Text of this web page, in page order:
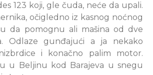
123 koji, gle čuda, neće da upali.
očigledno iz kasnog noćnog
da pomognu ali mašina od dve
Odlaze gunđajući a ja nekako
i konačno palim motor.
u Beljinu kod Barajeva u snegu